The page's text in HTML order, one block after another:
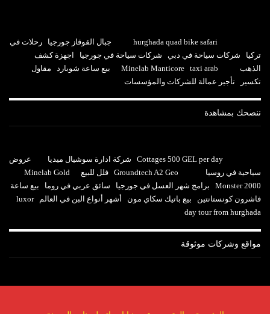
hurghada quad bike safari جبال القوقاز جورجيا
رحلات في
تركيا
شركات سياحة في دبي شركات سياحة في جورجيا
اجهزة كشف
الذهب
Minelab Manticore taxi arab بيع ساعة شوبارد
مقاول
تكسير
تأجير عمالة للشركات والمؤسسات
ننصحك بمشاهدة
Cottages 500 GEL per day شركة ادارة سوشيال ميديا
عروض
سياحية في روسيا
Groundtech A2 Geo فلل للبيع
Minelab Gold
Monster 2000
برامج شهر العسل في جورجيا سائق عربي في روما
بيع ساعة
فاشرون كونستانتين
بيع باتيك سكاي مون أشهر أنواع البن في العالم
luxor
day tour from hurghada
مواقع وشركات موثوقة